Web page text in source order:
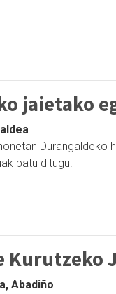
jaietako
Durangaldeko
batu ditugu.
Kurutzeko
Abadiño